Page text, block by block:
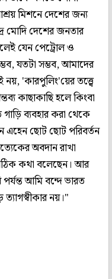
মিশনে দেশের জন্য
মোদি দেশের জনতার
যেন পেট্রোল ও
যতটা সম্ভব, আমাদের
'কারপুলিং'য়ের তত্ত্বে
কাছাকাছি হলে কিংবা
ব্যবহার করা থেকে
এহেন ছোট ছোট পরিবর্তন
অবদান রাখা
কথা বলেছেন। আর
আমি বন্দে ভারত
নয়।"